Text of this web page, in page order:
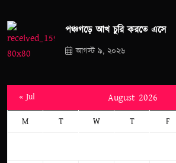
পঞ্চগড়ে আখ চুরি করতে এসে
আগস্ট ৯, ২০২৬
August 2026
M T W T F
« Jul